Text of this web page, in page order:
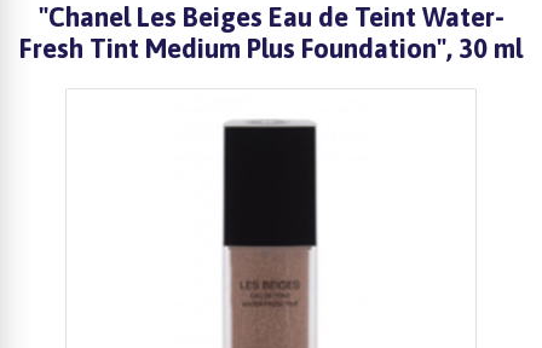
"Chanel Les Beiges Eau de Teint Water-
Fresh Tint Medium Plus Foundation", 30 ml